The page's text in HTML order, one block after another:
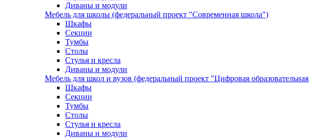
Диваны и модули
Мебель для школы (федеральный проект "Современная школа")
Шкафы
Секции
Тумбы
Столы
Стулья и кресла
Диваны и модули
Мебель для школ и вузов (федеральный проект "Цифровая
Шкафы
Секции
Тумбы
Столы
Стулья и кресла
Диваны и модули